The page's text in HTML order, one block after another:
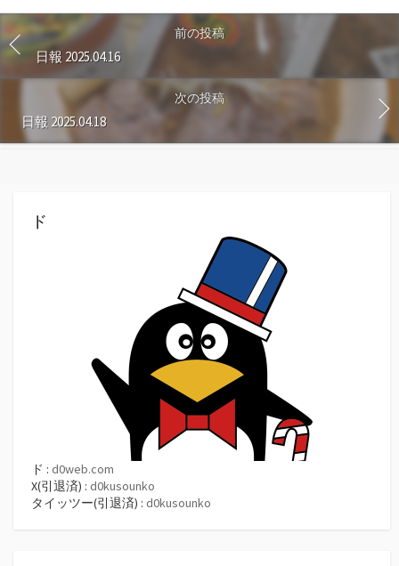
る
前の投稿
日報 2025.04.16
次の投稿
日報 2025.04.18
ド
ド : d0web.com
X(引退済) : d0kusounko
タイッツー(引退済) : d0kusounko